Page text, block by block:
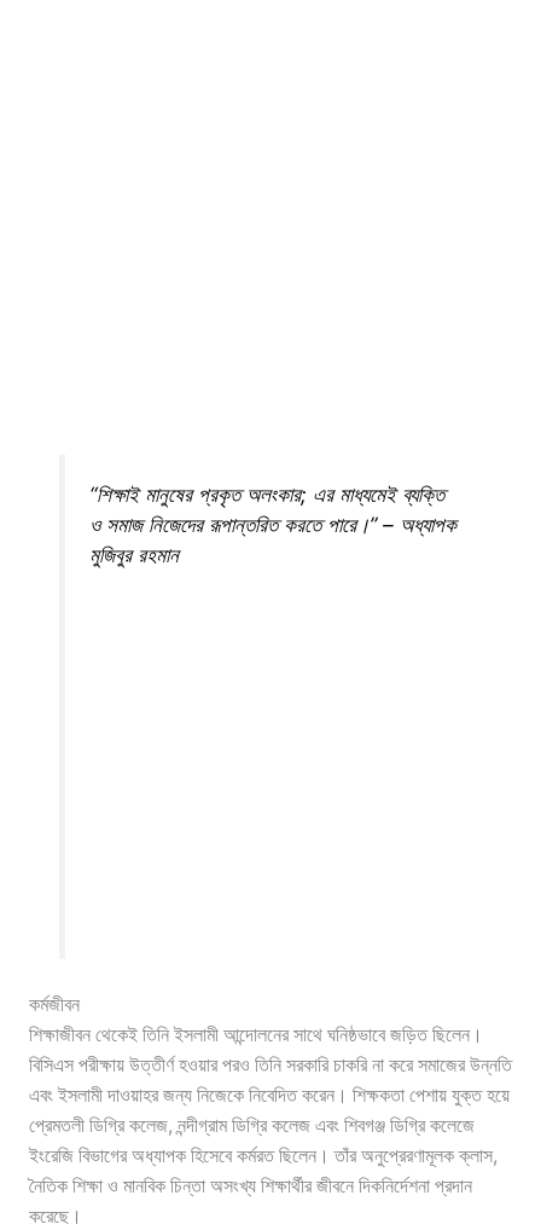
“শিক্ষাই মানুষের প্রকৃত অলংকার; এর মাধ্যমেই ব্যক্তি
ও সমাজ নিজেদের রূপান্তরিত করতে পারে।” – অধ্যাপক
মুজিবুর রহমান
কর্মজীবন
শিক্ষাজীবন থেকেই তিনি ইসলামী আন্দোলনের সাথে ঘনিষ্ঠভাবে জড়িত ছিলেন।
বিসিএস পরীক্ষায় উত্তীর্ণ হওয়ার পরও তিনি সরকারি চাকরি না করে সমাজের উন্নতি
এবং ইসলামী দাওয়াহর জন্য নিজেকে নিবেদিত করেন। শিক্ষকতা পেশায় যুক্ত হয়ে
প্রেমতলী ডিগ্রি কলেজ, নন্দীগ্রাম ডিগ্রি কলেজ এবং শিবগঞ্জ ডিগ্রি কলেজে
ইংরেজি বিভাগের অধ্যাপক হিসেবে কর্মরত ছিলেন। তাঁর অনুপ্রেরণামূলক ক্লাস,
নৈতিক শিক্ষা ও মানবিক চিন্তা অসংখ্য শিক্ষার্থীর জীবনে দিকনির্দেশনা প্রদান
করেছে।